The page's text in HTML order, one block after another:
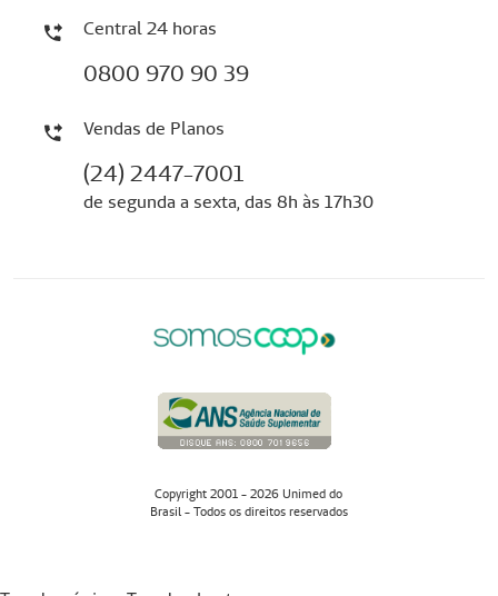
Central 24 horas
0800 970 90 39
Vendas de Planos
(24) 2447-7001
de segunda a sexta, das 8h às 17h30
Copyright 2001 - 2026 Unimed do
Brasil - Todos os direitos reservados